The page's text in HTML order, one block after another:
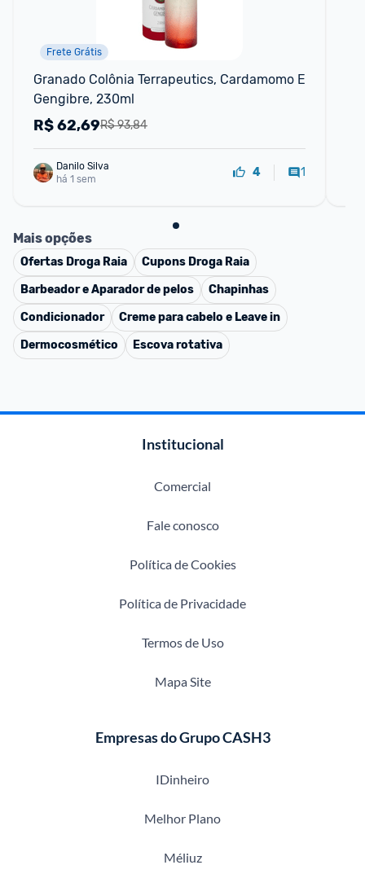
Frete Grátis
Granado Colônia Terrapeutics, Cardamomo E
Gengibre, 230ml
R$ 93,84
R$62,69
Danilo Silva
há 1 sem
4 1
Mais opções
Ofertas Droga Raia Cupons Droga Raia
Barbeador e Aparador de pelos
Chapinhas
Condicionador
Creme para cabelo e Leave in
Dermocosmético
Escova rotativa
Institucional
Comercial
Fale conosco
Política de Cookies
Política de Privacidade
Termos de Uso
Mapa Site
Empresas do Grupo CASH3
IDinheiro
Melhor Plano
Méliuz